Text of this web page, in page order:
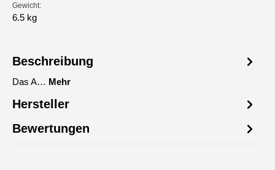
Gewicht:
6.5 kg
Beschreibung
Das A… Mehr
Hersteller
Bewertungen